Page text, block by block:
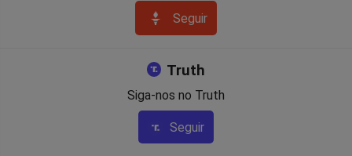
Seguir
Truth
Siga-nos no Truth
Seguir